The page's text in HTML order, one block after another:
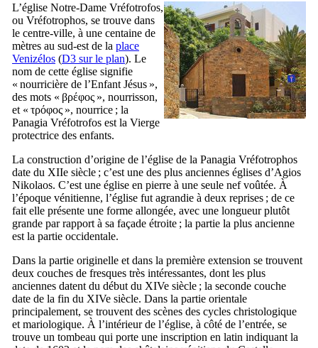
L’église Notre-Dame Vréfotrofos,
ou Vréfotrophos, se trouve dans
le centre-ville, à une centaine de
mètres au sud-est de la place
Venizélos (D3 sur le plan). Le
nom de cette église signifie
« nourricière de l’Enfant Jésus »,
des mots « βρέφος », nourrisson,
et « τρόφος », nourrice ; la
Panagia Vréfotrofos est la Vierge
protectrice des enfants.
La construction d’origine de l’église de la Panagia Vréfotrophos
date du XIIe siècle ; c’est une des plus anciennes églises d’Agios
Nikolaos. C’est une église en pierre à une seule nef voûtée. À
l’époque vénitienne, l’église fut agrandie à deux reprises ; de ce
fait elle présente une forme allongée, avec une longueur plutôt
grande par rapport à sa façade étroite ; la partie la plus ancienne
est la partie occidentale.
Dans la partie originelle et dans la première extension se trouvent
deux couches de fresques très intéressantes, dont les plus
anciennes datent du début du XIVe siècle ; la seconde couche
date de la fin du XIVe siècle. Dans la partie orientale
principalement, se trouvent des scènes des cycles christologique
et mariologique. À l’intérieur de l’église, à côté de l’entrée, se
trouve un tombeau qui porte une inscription en latin indiquant la